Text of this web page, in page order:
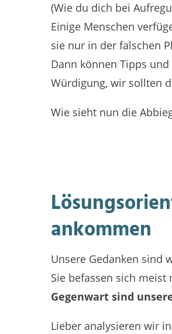
(Wie du dich bei
Einige Menschen
sie nur in der falschen
Dann können Tipps
Würdigung, wir sollten
Wie sieht nun die
ankommen
Unsere Gedanken sind
Sie befassen sich
Gegenwart sind
Lieber analysieren wir